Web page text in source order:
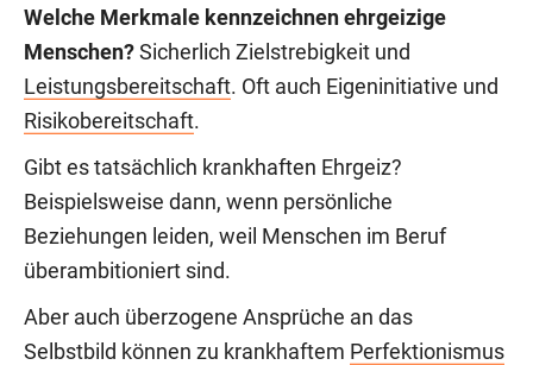
Welche Merkmale kennzeichnen ehrgeizige
Menschen? Sicherlich Zielstrebigkeit und
Leistungsbereitschaft. Oft auch Eigeninitiative und
Risikobereitschaft.
Gibt es tatsächlich krankhaften Ehrgeiz?
Beispielsweise dann, wenn persönliche
Beziehungen leiden, weil Menschen im Beruf
überambitioniert sind.
Aber auch überzogene Ansprüche an das
Selbstbild können zu krankhaftem Perfektionismus